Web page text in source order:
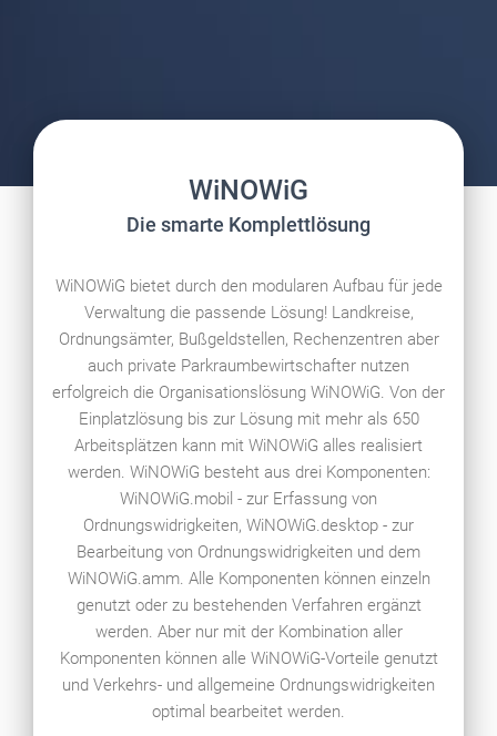
WiNOWiG
Die smarte Komplettlösung
WiNOWiG bietet durch den modularen Aufbau für jede
Verwaltung die passende Lösung! Landkreise,
Ordnungsämter, Bußgeldstellen, Rechenzentren aber
auch private Parkraumbewirtschafter nutzen
erfolgreich die Organisationslösung WiNOWiG. Von der
Einplatzlösung bis zur Lösung mit mehr als 650
Arbeitsplätzen kann mit WiNOWiG alles realisiert
werden. WiNOWiG besteht aus drei Komponenten:
WiNOWiG.mobil - zur Erfassung von
Ordnungswidrigkeiten, WiNOWiG.desktop - zur
Bearbeitung von Ordnungswidrigkeiten und dem
WiNOWiG.amm. Alle Komponenten können einzeln
genutzt oder zu bestehenden Verfahren ergänzt
werden. Aber nur mit der Kombination aller
Komponenten können alle WiNOWiG-Vorteile genutzt
und Verkehrs- und allgemeine Ordnungswidrigkeiten
optimal bearbeitet werden.